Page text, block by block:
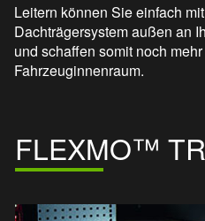
Leitern können Sie einfach
Dachträgersystem außen an
und schaffen somit noch
Fahrzeuginnenraum.
FLEXMO™